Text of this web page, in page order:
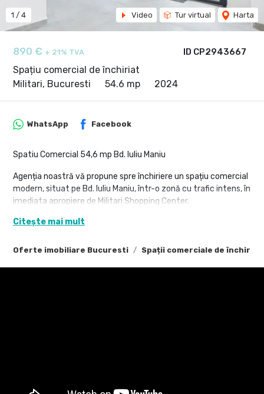
ID CP2943667
890 € + 21% TVA
Spațiu comercial de închiriat
Militari, Bucuresti
54.6 mp 2024
1 / 4 Video Tur virtual Harta
Oferte imobiliare Bucuresti Spații comerciale de
WhatsApp Facebook
Spatiu Comercial 54,6 mp Bd. Iuliu Maniu
Agenția noastră vă propune spre închiriere un spațiu comercial
modern, situat pe Bd. Iuliu Maniu, într-o zonă cu trafic intens, în
imediata apropiere de Militari Shopping Center.
Spațiul este amplasat la parterul unui imobil nou și beneficiază
aproximativ 7 metri liniari și a frontului stradal de 9 metri.
Cu o suprafață utilă de 54,6 mp, spațiul este configurat open-
Front stradal: aprox. 9 m
Citește mai mult